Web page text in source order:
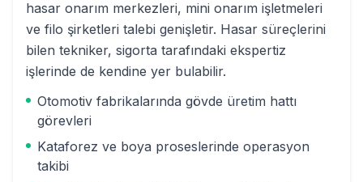
hasar onarım merkezleri, mini onarım işletmeleri
ve filo şirketleri talebi genişletir. Hasar süreçlerini
bilen tekniker, sigorta tarafındaki ekspertiz
işlerinde de kendine yer bulabilir.
Otomotiv fabrikalarında gövde üretim hattı
görevleri
Kataforez ve boya proseslerinde operasyon
takibi